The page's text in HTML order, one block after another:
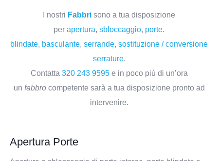
I nostri Fabbri sono a tua disposizione
per apertura, sbloccaggio, porte.
blindate, basculante, serrande, sostituzione / conversione
serrature.
Contatta 3202439595e in poco più di un’ora
un fabbrocompetente sarà a tua disposizione pronto ad
intervenire.
Apertura Porte